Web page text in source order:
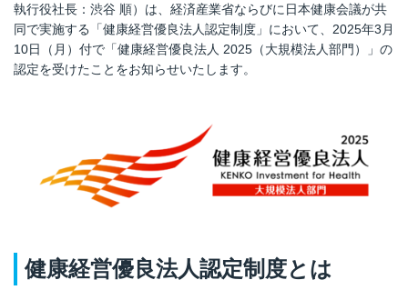
執行役社長：渋谷 順）は、経済産業省ならびに日本健康会議が共
同で実施する「健康経営優良法人認定制度」において、2025年3月
10日（月）付で「健康経営優良法人 2025（大規模法人部門）」の
認定を受けたことをお知らせいたします。
健康経営優良法人認定制度とは